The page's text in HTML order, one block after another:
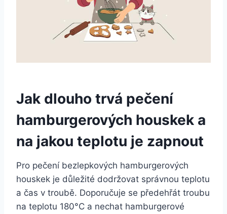
Jak dlouho trvá pečení‍
hamburgerových houskek a
na jakou teplotu‍ je zapnout
Pro pečení bezlepkových hamburgerových
houskek je důležité dodržovat ‍správnou​ teplotu
a⁤ čas v troubě. Doporučuje se předehřát troubu
na teplotu 180°C a nechat hamburgerové